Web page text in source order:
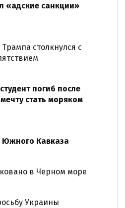
«адские санкции»
столкнулся с
погиб после
стать моряком
Кавказа
в Черном море
Украины